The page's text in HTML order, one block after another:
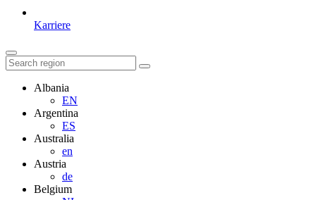
Karriere
Albania
EN
Argentina
ES
Australia
en
Austria
de
Belgium